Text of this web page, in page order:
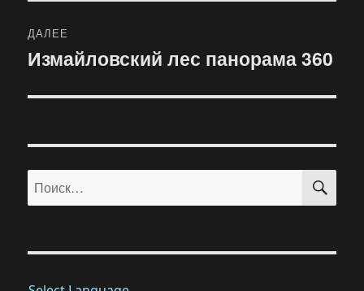
ДАЛЕЕ
Следующая
Измайловский лес панорама 360
Искать: